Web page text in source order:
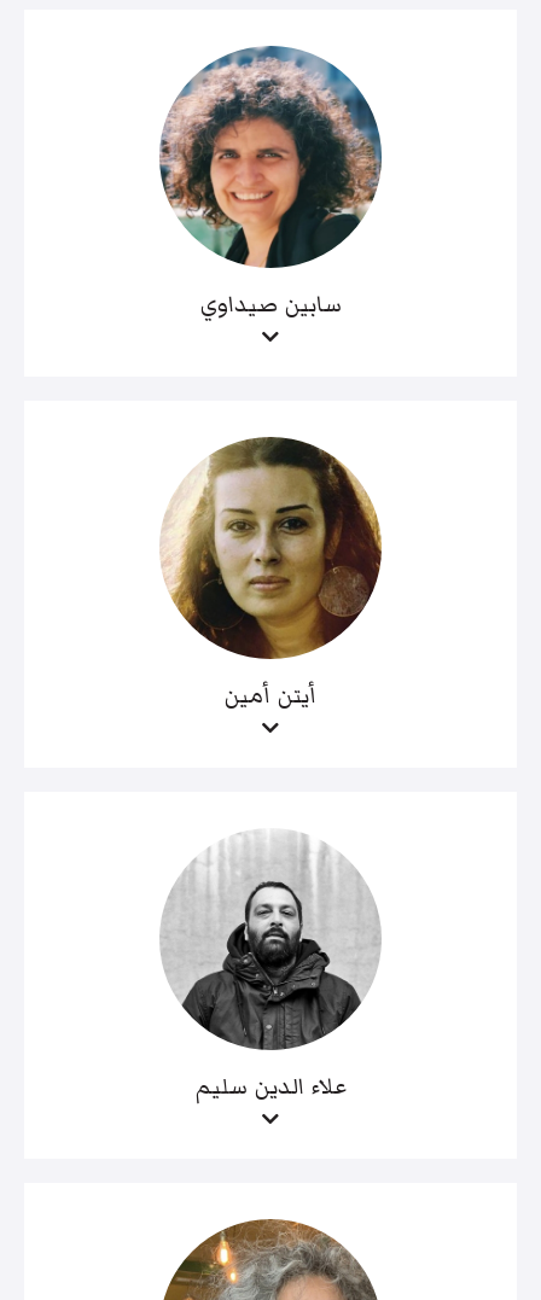
سابين صيداوي
أيتن أمين
علاء الدين سليم